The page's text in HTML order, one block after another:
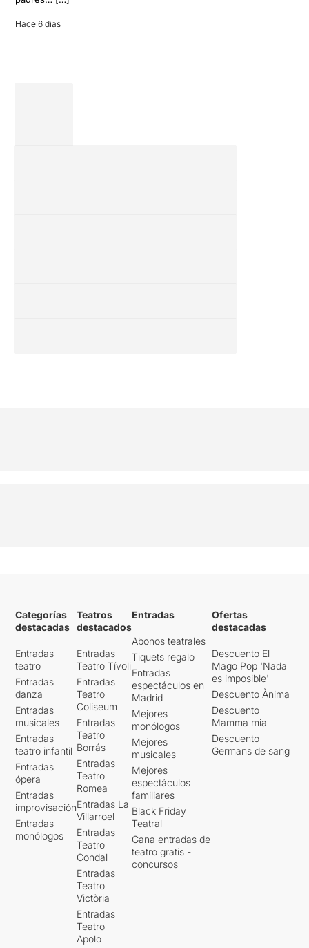
Hace 6 dias
Categorías
destacadas
Entradas
teatro
Entradas
danza
Entradas
musicales
Entradas
teatro infantil
Entradas
ópera
Entradas
improvisación
Entradas
monólogos
Teatros
destacados
Entradas
Teatro Tívoli
Entradas
Teatro
Coliseum
Entradas
Teatro
Borrás
Entradas
Teatro
Romea
Entradas La
Villarroel
Entradas
Teatro
Condal
Entradas
Teatro
Victòria
Entradas
Teatro
Apolo
Entradas
Abonos teatrales
Tiquets regalo
Entradas
espectáculos en
Madrid
Mejores
monólogos
Mejores
musicales
Mejores
espectáculos
familiares
Black Friday
Teatral
Gana entradas de
teatro gratis -
concursos
Ofertas
destacadas
Descuento El
Mago Pop 'Nada
es imposible'
Descuento Ànima
Descuento
Mamma mia
Descuento
Germans de sang